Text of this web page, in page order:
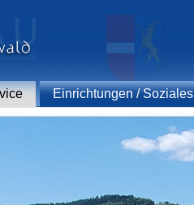
Einrichtungen / Soziales